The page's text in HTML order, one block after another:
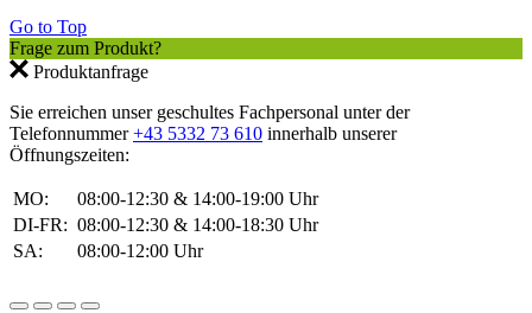
Go to Top
Frage zum Produkt?
Produktanfrage
Sie erreichen unser geschultes Fachpersonal unter der
Telefonnummer+43 5332 73 610 innerhalb unserer
Öffnungszeiten:
MO:
08:00-12:30 & 14:00-19:00 Uhr
DI-FR: 08:00-12:30 & 14:00-18:30 Uhr
SA:
08:00-12:00 Uhr